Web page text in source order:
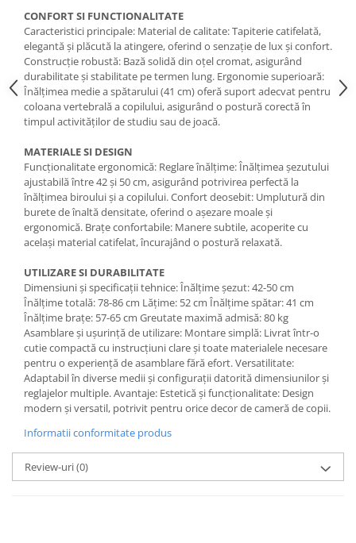
CONFORT SI FUNCTIONALITATE
Caracteristici principale: Material de calitate: Tapiterie catifelată,
elegantă și plăcută la atingere, oferind o senzație de lux și confort.
Construcție robustă: Bază solidă din oțel cromat, asigurând
durabilitate și stabilitate pe termen lung. Ergonomie superioară:
Înălțimea medie a spătarului (41 cm) oferă suport adecvat pentru
coloana vertebrală a copilului, asigurând o postură corectă în
timpul activităților de studiu sau de joacă.
MATERIALE SI DESIGN
Funcționalitate ergonomică: Reglare înălțime: Înălțimea șezutului
ajustabilă între 42 și 50 cm, asigurând potrivirea perfectă la
înălțimea biroului și a copilului. Confort deosebit: Umplutură din
burete de înaltă densitate, oferind o așezare moale și
ergonomică. Brațe confortabile: Manere subtile, acoperite cu
același material catifelat, încurajând o postură relaxată.
UTILIZARE SI DURABILITATE
Dimensiuni și specificații tehnice: Înălțime șezut: 42-50 cm
Înălțime totală: 78-86 cm Lățime: 52 cm Înălțime spătar: 41 cm
Înălțime brațe: 57-65 cm Greutate maximă admisă: 80 kg
Asamblare și ușurință de utilizare: Montare simplă: Livrat într-o
cutie compactă cu instrucțiuni clare și toate materialele necesare
pentru o experiență de asamblare fără efort. Versatilitate:
Adaptabil în diverse medii și configurații datorită dimensiunilor și
reglajelor multiple. Avantaje: Estetică și funcționalitate: Design
modern și versatil, potrivit pentru orice decor de cameră de copii.
Informatii conformitate produs
Review-uri(0)